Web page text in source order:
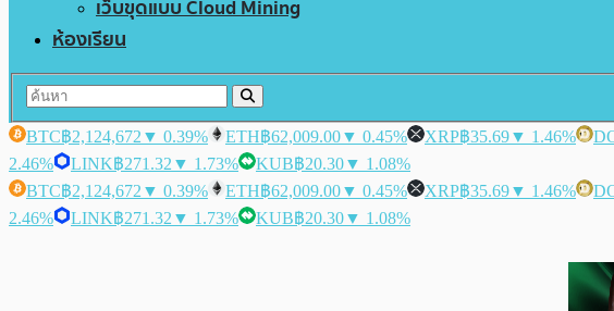
เว็บขุดแบบ Cloud Mining
ห้องเรียน
BTC฿2,124,672 ▼ 0.39% ETH฿62,009.00▼ 0.45% XRP฿35.69▼ 1.46%
2.46%
LINK฿271.32 ▼ 1.73% KUB฿20.30▼ 1.08%
BTC฿2,124,672 ▼ 0.39% ETH฿62,009.00▼ 0.45% XRP฿35.69▼ 1.46%
2.46%
LINK฿271.32 ▼ 1.73% KUB฿20.30▼ 1.08%